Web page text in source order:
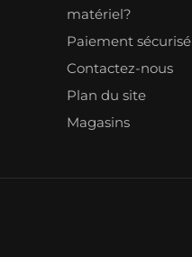
matériel?
Paiement sécurisé
Contactez-nous
Plan du site
Magasins